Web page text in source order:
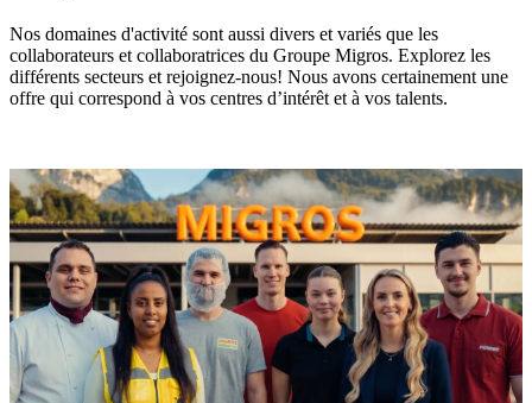
Nos domaines d'activité sont aussi divers et variés que les
collaborateurs et collaboratrices du Groupe Migros. Explorez les
différents secteurs et rejoignez-nous! Nous avons certainement une
offre qui correspond à vos centres d’intérêt et à vos talents.